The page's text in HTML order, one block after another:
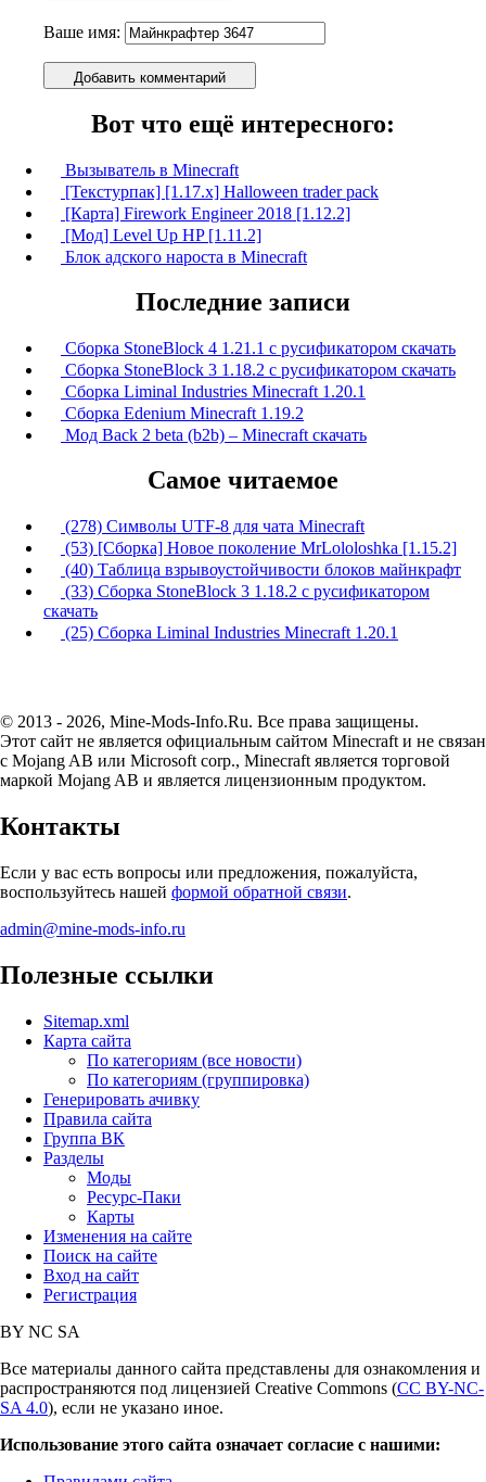
Ваше имя:
Добавить комментарий
Вот что ещё интересного:
Вызыватель в Minecraft
[Текстурпак] [1.17.x] Halloween trader pack
[Карта] Firework Engineer 2018 [1.12.2]
[Мод] Level Up HP [1.11.2]
Блок адского нароста в Minecraft
Последние записи
Сборка StoneBlock 4 1.21.1 с русификатором скачать
Сборка StoneBlock 3 1.18.2 с русификатором скачать
Сборка Liminal Industries Minecraft 1.20.1
Сборка Edenium Minecraft 1.19.2
Мод Back 2 beta (b2b) – Minecraft скачать
Самое читаемое
(278) Символы UTF-8 для чата Minecraft
(53) [Сборка] Новое поколение MrLololoshka [1.15.2]
(40) Таблица взрывоустойчивости блоков майнкрафт
(33) Сборка StoneBlock 3 1.18.2 с русификатором
скачать
(25) Сборка Liminal Industries Minecraft 1.20.1
© 2013 - 2026, Mine-Mods-Info.Ru. Все права защищены.
Этот сайт не является официальным сайтом Minecraft и не связан
с Mojang AB или Microsoft corp., Minecraft является торговой
маркой Mojang AB и является лицензионным продуктом.
Контакты
Если у вас есть вопросы или предложения, пожалуйста,
воспользуйтесь нашей формой обратной связи.
admin@mine-mods-info.ru
Полезные ссылки
Sitemap.xml
Карта сайта
По категориям (все новости)
По категориям (группировка)
Генерировать ачивку
Правила сайта
Группа ВК
Разделы
Моды
Ресурс-Паки
Карты
Изменения на сайте
Поиск на сайте
Вход на сайт
Регистрация
BY NC SA
Все материалы данного сайта представлены для ознакомления и
распространяются под лицензией Creative Commons (CC BY-NC-
SA 4.0), если не указано иное.
Использование этого сайта означает согласие с нашими: